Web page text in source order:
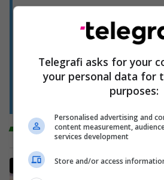
Trend Sport
Rodri merr
Telegrafi asks for your
your personal data for
purposes:
Personalised advertising and
content measurement,
services development
Store and/or access